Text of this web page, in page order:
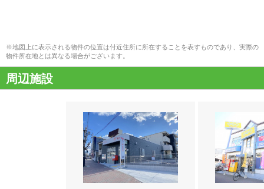
※地図上に表示される物件の位置は付近住所に所在することを表すものであり、実際の
物件所在地とは異なる場合がございます。
周辺施設